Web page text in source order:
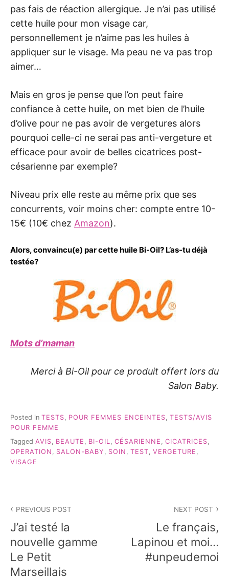
pas fais de réaction allergique. Je n’ai pas utilisé
cette huile pour mon visage car,
personnellement je n’aime pas les huiles à
appliquer sur le visage. Ma peau ne va pas trop
aimer…
Mais en gros je pense que l’on peut faire
confiance à cette huile, on met bien de l’huile
d’olive pour ne pas avoir de vergetures alors
pourquoi celle-ci ne serai pas anti-vergeture et
efficace pour avoir de belles cicatrices post-
césarienne par exemple?
Niveau prix elle reste au même prix que ses
concurrents, voir moins cher: compte entre 10-
15€ (10€ chez Amazon).
Alors, convaincu(e) par cette huile Bi-Oil? L’as-tu déjà
testée?
Mots d’maman
Merci à Bi-Oil pour ce produit offert lors du
Salon Baby.
Posted in TESTS, POUR FEMMES ENCEINTES, TESTS/AVIS
POUR FEMME
Tagged AVIS BEAUTE BI-OIL CÉSARIENNE CICATRICES
OPERATION
SALON-BABY SOIN TEST VERGETURE
VISAGE
de
l’article
PREVIOUS POST
J’ai testé la
nouvelle gamme
Le Petit
Marseillais
NEXT POST
Le français,
Lapinou et moi…
#unpeudemoi